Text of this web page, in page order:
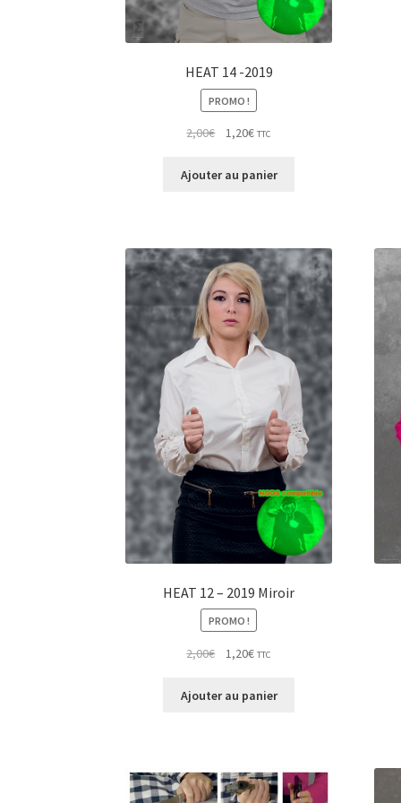
HEAT 14 -2019
PROMO !
2,00€
Le
initial
1,20€Le
actuel
TTC
Ajouter au panier
HEAT 12 – 2019 Miroir
PROMO !
2,00€
Le
initial
1,20€Le
actuel
TTC
Ajouter au panier